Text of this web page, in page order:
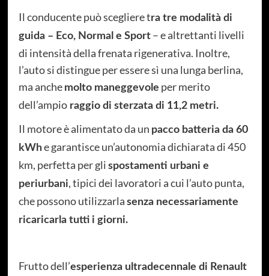
Il conducente può scegliere tra tre modalità di
guida – Eco, Normal e Sport– e altrettanti livelli
di intensità della frenata rigenerativa. Inoltre,
l’auto si distingue per essere sì una lunga berlina,
ma anche molto maneggevole per merito
dell’ampioraggio di sterzata di 11,2 metri.
Il motore è alimentato da un pacco batteria da 60
kWhe garantisce un’autonomia dichiarata di 450
km, perfetta per gli spostamenti urbani e
periurbani, tipici dei lavoratori a cui l’auto punta,
che possono utilizzarla senza necessariamente
ricaricarla tutti i giorni.
Frutto dell’esperienza ultradecennale di Renault